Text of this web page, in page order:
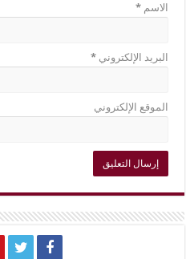
الاسم*
البريد الإلكتروني*
الموقع الإلكتروني